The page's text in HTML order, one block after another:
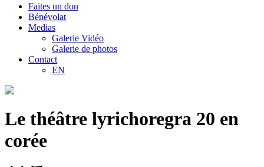
Faites un don
Bénévolat
Medias
Galerie Vidéo
Galerie de photos
Contact
EN
Le théâtre lyrichoregra 20 en
corée